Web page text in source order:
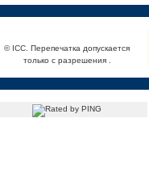
© ICC. Перепечатка допускается
только с разрешения .